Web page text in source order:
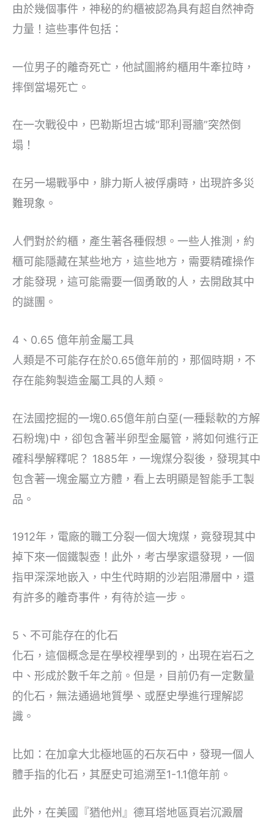
由於幾個事件，神秘的約櫃被認為具有超自然神奇
力量！這些事件包括：
一位男子的離奇死亡，他試圖將約櫃用牛牽拉時，
摔倒當場死亡。
在一次戰役中，巴勒斯坦古城“耶利哥牆”突然倒
塌！
在另一場戰爭中，腓力斯人被俘虜時，出現許多災
難現象。
人們對於約櫃，產生著各種假想。一些人推測，約
櫃可能隱藏在某些地方，這些地方，需要精確操作
才能發現，這可能需要一個勇敢的人，去開啟其中
的謎團。
4、0.65 億年前金屬工具
人類是不可能存在於0.65億年前的，那個時期，不
存在能夠製造金屬工具的人類。
在法國挖掘的一塊0.65億年前白堊(一種鬆軟的方解
石粉塊)中，卻包含著半卵型金屬管，將如何進行正
確科學解釋呢？ 1885年，一塊煤分裂後，發現其中
包含著一塊金屬立方體，看上去明顯是智能手工製
品。
1912年，電廠的職工分裂一個大塊煤，竟發現其中
掉下來一個鐵製壺！此外，考古學家還發現，一個
指甲深深地嵌入，中生代時期的沙岩阻滯層中，還
有許多的離奇事件，有待於這一步。
5、不可能存在的化石
化石，這個概念是在學校裡學到的，出現在岩石之
中、形成於數千年之前。但是，目前仍有一定數量
的化石，無法通過地質學、或歷史學進行理解認
識。
比如：在加拿大北極地區的石灰石中，發現一個人
體手指的化石，其歷史可追溯至1-1.1億年前。
此外，在美國『猶他州』德耳塔地區頁岩沉澱層